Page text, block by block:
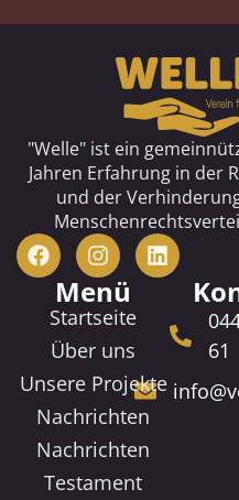
"Welle" ist ein
Jahren Erfahrung in der
und der
Menü
Startseite
Über uns
Unsere Projekte
Nachrichten
Nachrichten
Testament
61